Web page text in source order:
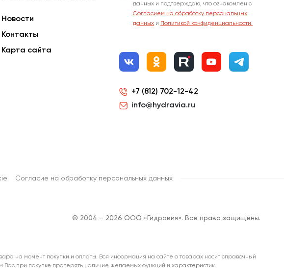
Новости
Контакты
Карта сайта
данных и подтверждаю, что ознакомлен с
Согласием на обработку персональных
данных и Политикой конфиденциальности.
+7 (812) 702-12-42
info@hydravia.ru
Согласиe на обработку персональных данных
© 2004 – 2026 ООО «Гидравия». Все права защищены.
на момент покупки и оплаты. Вся информация на сайте о товарах носит справочный
Вас при покупке проверять наличие желаемых функций и характеристик.